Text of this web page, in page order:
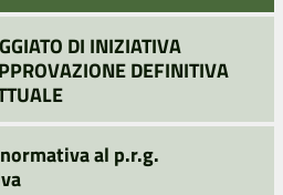
DI INIZIATIVA
DEFINITIVA
al p.r.g.